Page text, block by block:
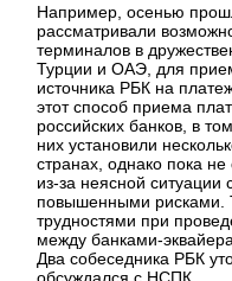
Например, осенью
рассматривали
терминалов в
Турции и ОАЭ, для
источника РБК на
этот способ приема
российских банков, в
них установили
странах, однако пока
из-за неясной
повышенными рисками.
трудностями при
между банками-
Два собеседника РБК
обсуждался с НСПК.